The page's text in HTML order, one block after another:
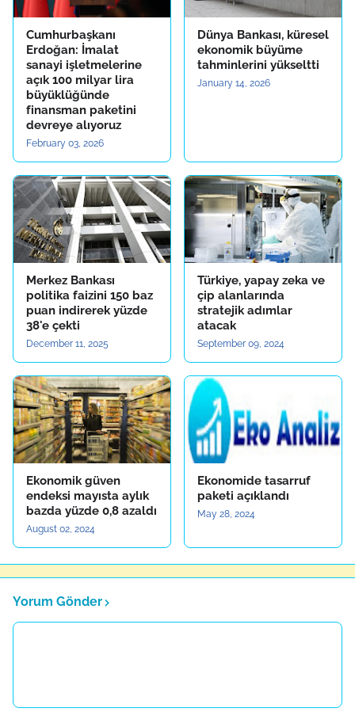
Cumhurbaşkanı
Erdoğan: İmalat
sanayi işletmelerine
açık 100 milyar lira
büyüklüğünde
finansman paketini
devreye alıyoruz
February 03, 2026
Dünya Bankası, küresel
ekonomik büyüme
tahminlerini yükseltti
January 14, 2026
Merkez Bankası
politika faizini 150 baz
puan indirerek yüzde
38'e çekti
December 11, 2025
Türkiye, yapay zeka ve
çip alanlarında
stratejik adımlar
atacak
September 09, 2024
Ekonomik güven
endeksi mayısta aylık
bazda yüzde 0,8 azaldı
August 02, 2024
Ekonomide tasarruf
paketi açıklandı
May 28, 2024
Yorum Gönder